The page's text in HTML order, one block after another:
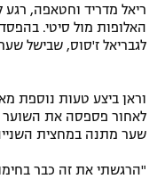
ריאל מדריד וחטאפה, רגע
לגבריאל ז'סוס, שבישל
וראן ביצע טעות נוספת
לאחור פספסה את השוער
שער מתנה במחצית
"הרגשתי את זה כבר